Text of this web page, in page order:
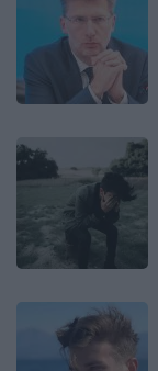
Image